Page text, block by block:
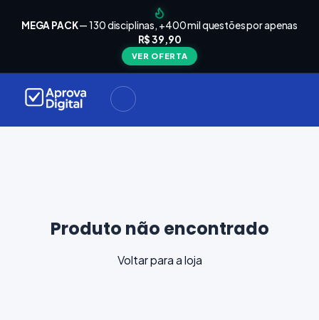
MEGA PACK— 130 disciplinas, +400 mil questões por apenas
R$ 39,90
VER OFERTA
Produto não encontrado
Voltar para a loja
Seu
loja e